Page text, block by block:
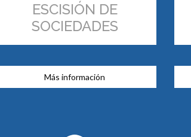
ESCISIÓN DE
SOCIEDADES
Más información